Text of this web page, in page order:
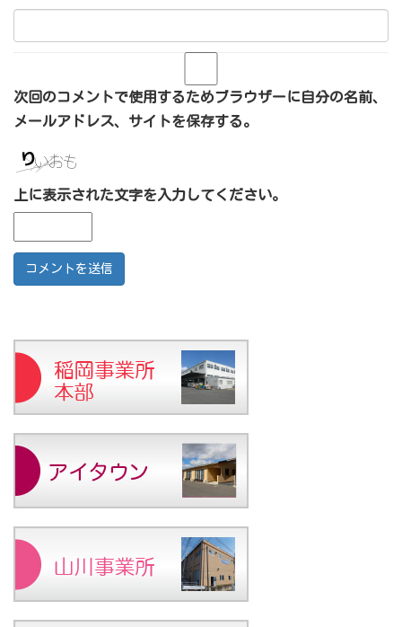
次回のコメントで使用するためブラウザーに自分の名前、
メールアドレス、サイトを保存する。
上に表示された文字を入力してください。